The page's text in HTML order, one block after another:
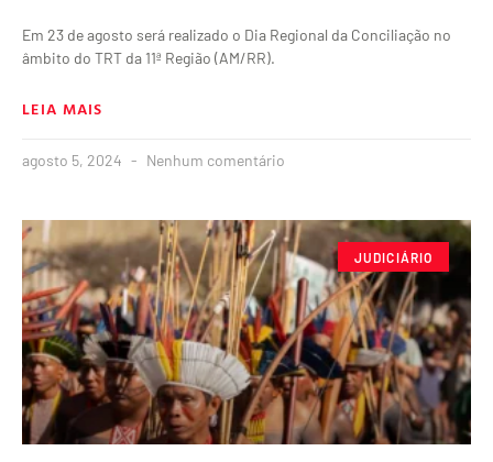
Em 23 de agosto será realizado o Dia Regional da Conciliação no
âmbito do TRT da 11ª Região (AM/RR).
LEIA MAIS
agosto 5, 2024 Nenhum comentário
JUDICIÁRIO